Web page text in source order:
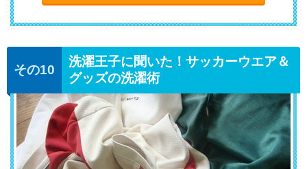
洗濯王子に聞いた！サッカーウエア＆
グッズの洗濯術